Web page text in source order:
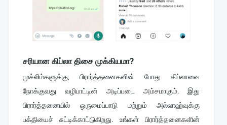
சரியான கிப்லா திசை முக்கியமா?
முச்லிம்களுக்கு, பிரார்த்தனைகளின் போது கிப்லாவை
நோக்குவது வழிபாட்டின் அடிப்படை அம்சமாகும். இது
பிரார்த்தனையில் ஒருமைப்பாடு மற்றும் அல்லாஹ்வுக்கு
பக்தியைச் சுட்டிக்காட்டுகிறது. உங்கள் பிரார்த்தனைகளின்